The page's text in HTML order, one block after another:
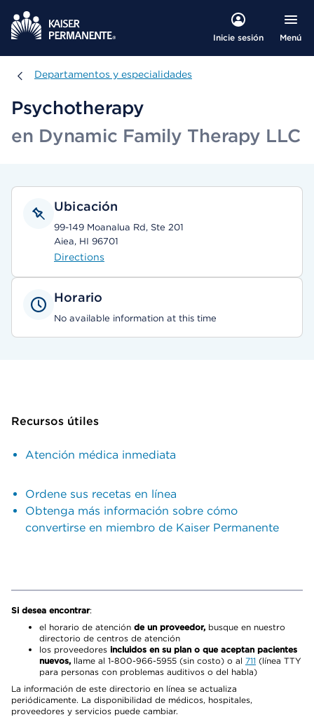
Inicie sesión Menú
Departamentos y especialidades
Departamentos y especialidades
Psychotherapy
en Dynamic Family Therapy LLC
Ubicación
99-149 Moanalua Rd, Ste 201
Aiea, HI 96701
Directions
Horario
No available information at this time
Recursos útiles
Atención médica inmediata
Ordene sus recetas en línea
Obtenga más información sobre cómo
convertirse en miembro de Kaiser Permanente
Si desea encontrar:
el horario de atención de un proveedor, busque en nuestro
directorio de centros de atención
los proveedores incluidos en su plan o que aceptan pacientes
nuevos, llame al 1-800-966-5955 (sin costo) o al 711 (línea TTY
para personas con problemas auditivos o del habla)
La información de este directorio en línea se actualiza
periódicamente. La disponibilidad de médicos, hospitales,
proveedores y servicios puede cambiar.